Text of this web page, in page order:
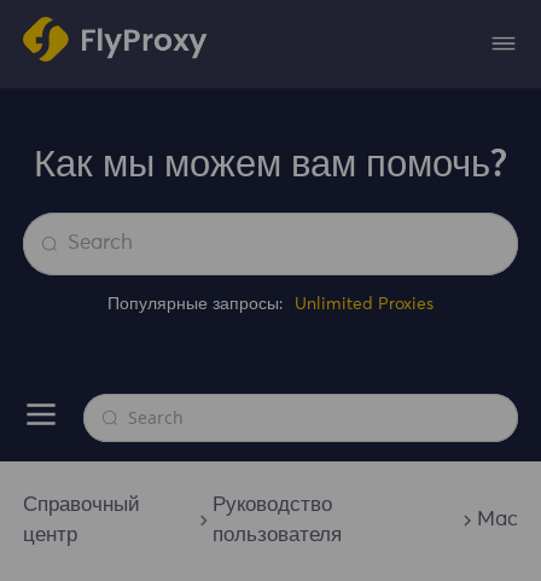
Как мы можем вам помочь?
Популярные запросы: Unlimited Proxies
Справочный
центр
Руководство
пользователя
Mac